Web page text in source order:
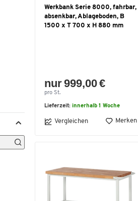
Werkbank Serie 8000, fahrbar,
absenkbar, Ablageboden, B
1500 x T 700 x H 880 mm
nur 999,00 €
pro St.
Lieferzeit: innerhalb 1 Woche
Vergleichen Merken